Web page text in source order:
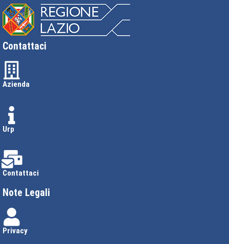
Contattaci
Azienda
Urp
Contattaci
Note Legali
Privacy